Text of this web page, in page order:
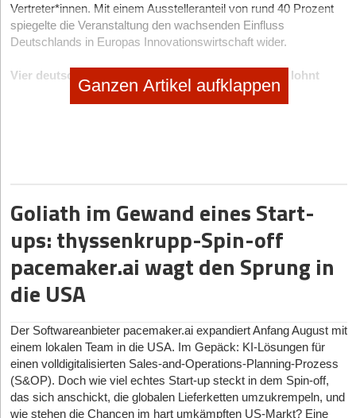
Vertreter*innen. Mit einem Ausstelleranteil von rund 40 Prozent
spiegelte die Veranstaltung den wachsenden Einfluss
Deutschlands in Europas Innovationswirtschaft wider.
Vier deutsche Scale-ups, auf die es sich zu achten lohnt
Quantum Optics Jena: 8,5 Mio. Euro Series A;
Leitung von CEO Dr. Kevin Füchsel und CTO Dr. Oliver de Vries
hat das Scale-up laborreife Technologie zu einsatzbereiter
Infrastruktur miniaturisiert. Sie läuft über bestehende
Glasfasernetze, ohne dass eine vollständig neue
Kommunikationsarchitektur nötig wäre. Die Photonenpaarquelle
des Unternehmens wurde vom italienischen Nationalinstitut für
metrologische Forschung zertifiziert – ein Meilenstein, der
quantensichere Systeme im großen Maßstab einzusetzen. Eine
Series-A-Finanzierung über 8,5 Millionen Euro unter Führung von
Join Capital finanziert nun diese Expansion. „Quanten sind längst
keine reine Laborangelegenheit mehr. Sie werden zu einer
praktischen Schicht digitaler Infrastruktur, die Organisationen
Ganzen Artikel aufklappen
Goliath im Gewand eines Start-
ups: thyssenkrupp-Spin-off
pacemaker.ai wagt den Sprung in
die USA
Der Softwareanbieter pacemaker.ai expandiert Anfang August mit
einem lokalen Team in die USA. Im Gepäck: KI-Lösungen für
einen volldigitalisierten Sales-and-Operations-Planning-Prozess
(S&OP). Doch wie viel echtes Start-up steckt in dem Spin-off,
das sich anschickt, die globalen Lieferketten umzukrempeln, und
wie stehen die Chancen im hart umkämpften US-Markt? Eine